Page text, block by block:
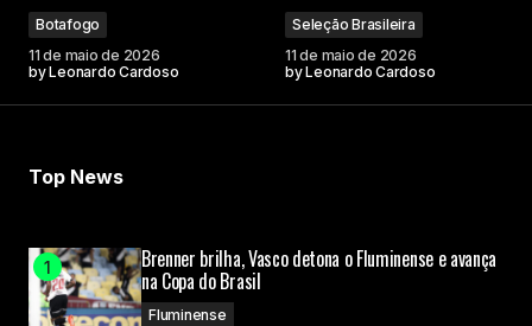
Botafogo
11 de maio de 2026
byLeonardo Cardoso
Seleção Brasileira
11 de maio de 2026
byLeonardo Cardoso
Top News
Brenner brilha, Vasco detona o Fluminense e avança
na Copa do Brasil
Fluminense